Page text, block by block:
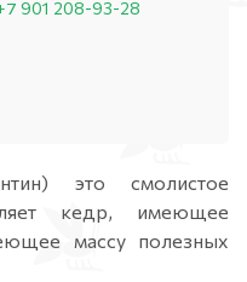
901 208-93-28
это смолистое
кедр, имеющее
массу полезных